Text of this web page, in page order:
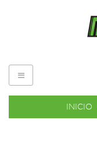
Navegación
de
palanca
INICIO